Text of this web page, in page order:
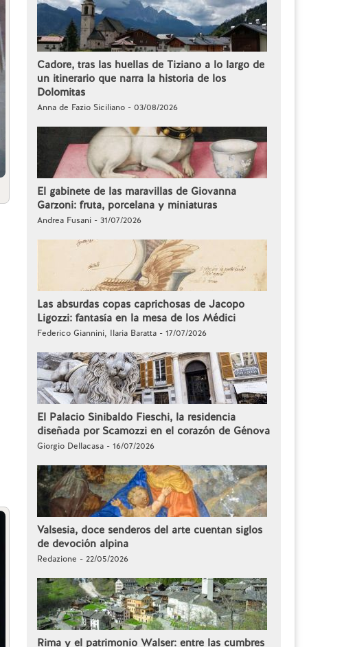
Cadore, tras las huellas de Tiziano a lo largo de
un itinerario que narra la historia de los
Dolomitas
Anna de Fazio Siciliano - 03/08/2026
El gabinete de las maravillas de Giovanna
Garzoni: fruta, porcelana y miniaturas
Andrea Fusani - 31/07/2026
Las absurdas copas caprichosas de Jacopo
Ligozzi: fantasía en la mesa de los Médici
Federico Giannini, Ilaria Baratta - 17/07/2026
El Palacio Sinibaldo Fieschi, la residencia
diseñada por Scamozzi en el corazón de Génova
Giorgio Dellacasa - 16/07/2026
Valsesia, doce senderos del arte cuentan siglos
de devoción alpina
Redazione - 22/05/2026
Rima y el patrimonio Walser: entre las cumbres